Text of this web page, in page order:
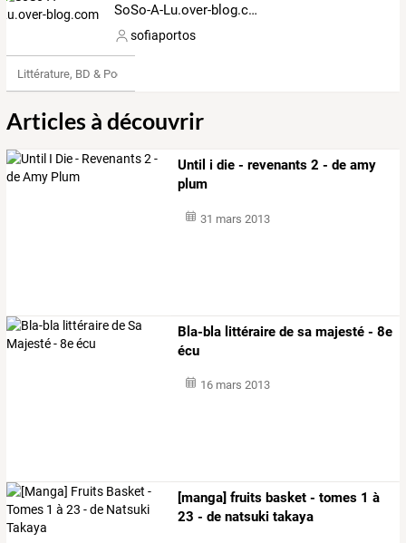
SoSo-A-Lu.over-blog.com
sofiaportos
Littérature, BD & Poésie
Articles à découvrir
Until i die - revenants 2 - de amy
plum
31 mars 2013
Bla-bla littéraire de sa majesté - 8e
écu
16 mars 2013
[manga] fruits basket - tomes 1 à
23 - de natsuki takaya